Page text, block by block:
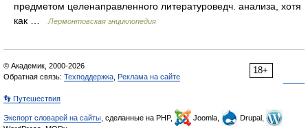
предметом целенаправленного литературоведч. анализа, хотя
как …
Лермонтовская энциклопедия
18+
© Академик, 2000-2026
Обратная связь: Техподдержка Реклама на сайте
👣 Путешествия
Экспорт словарей на сайты , сделанные на PHP, Joomla,
Drupal,